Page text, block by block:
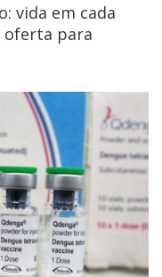
vida em cada
oferta para